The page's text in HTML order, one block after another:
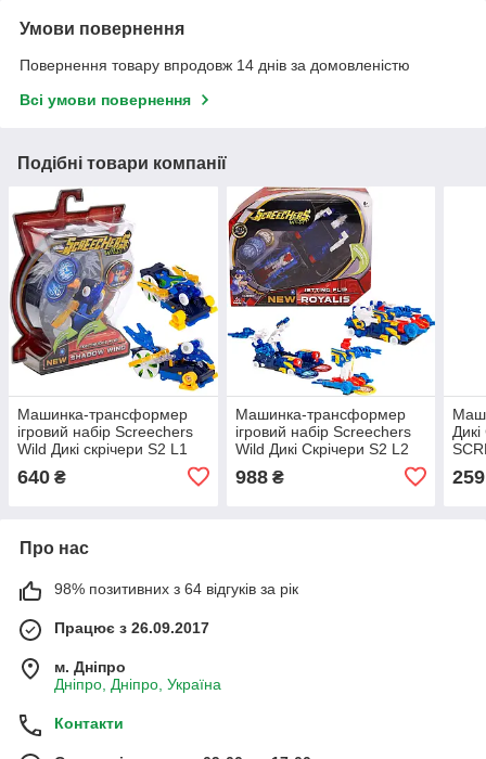
Умови повернення
Повернення товару впродовж 14 днів за домовленістю
Всі умови повернення
Подібні товари компанії
Машинка-трансформер
ігровий набір Screechers
Wild Дикі скрічери S2 L1
640 ₴
Машинка-трансформер
ігровий набір Screechers
Wild Дикі Скрічери S2 L2
988₴ 259
Про нас
98% позитивних з 64 відгуків за рік
Працює з 26.09.2017
м. Дніпро
Дніпро, Дніпро, Україна
Контакти